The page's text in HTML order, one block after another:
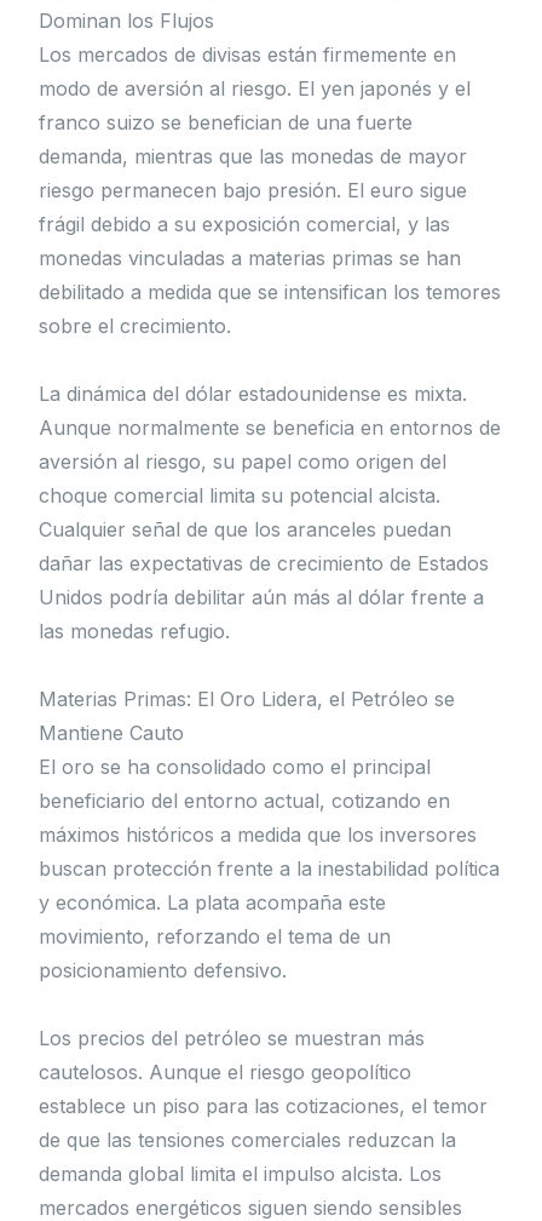
Dominan los Flujos
Los mercados de divisas están firmemente en
modo de aversión al riesgo. El yen japonés y el
franco suizo se benefician de una fuerte
demanda, mientras que las monedas de mayor
riesgo permanecen bajo presión. El euro sigue
frágil debido a su exposición comercial, y las
monedas vinculadas a materias primas se han
debilitado a medida que se intensifican los temores
sobre el crecimiento.
La dinámica del dólar estadounidense es mixta.
Aunque normalmente se beneficia en entornos de
aversión al riesgo, su papel como origen del
choque comercial limita su potencial alcista.
Cualquier señal de que los aranceles puedan
dañar las expectativas de crecimiento de Estados
Unidos podría debilitar aún más al dólar frente a
las monedas refugio.
Materias Primas: El Oro Lidera, el Petróleo se
Mantiene Cauto
El oro se ha consolidado como el principal
beneficiario del entorno actual, cotizando en
máximos históricos a medida que los inversores
buscan protección frente a la inestabilidad política
y económica. La plata acompaña este
movimiento, reforzando el tema de un
posicionamiento defensivo.
Los precios del petróleo se muestran más
cautelosos. Aunque el riesgo geopolítico
establece un piso para las cotizaciones, el temor
de que las tensiones comerciales reduzcan la
demanda global limita el impulso alcista. Los
mercados energéticos siguen siendo sensibles